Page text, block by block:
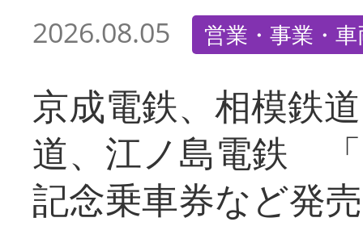
2026.08.05 営業・事業・
京成電鉄、相模鉄
道、江ノ島電鉄
記念乗車券など発売